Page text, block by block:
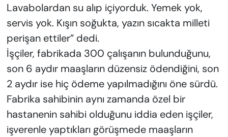
Lavabolardan su alıp içiyorduk. Yemek yok,
servis yok. Kışın soğukta, yazın sıcakta milleti
perişan ettiler” dedi.
İşçiler, fabrikada 300 çalışanın bulunduğunu,
son 6 aydır maaşların düzensiz ödendiğini, son
2 aydır ise hiç ödeme yapılmadığını öne sürdü.
Fabrika sahibinin aynı zamanda özel bir
hastanenin sahibi olduğunu iddia eden işçiler,
işverenle yaptıkları görüşmede maaşların